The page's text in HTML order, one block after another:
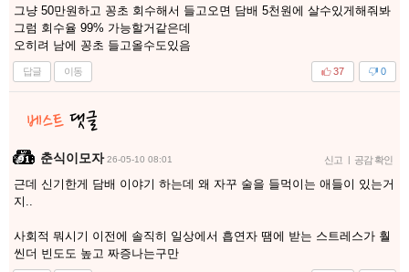
그냥 50만원하고 꽁초 회수해서 들고오면 담배 5천원에 살수있게해줘봐
그럼 회수율 99% 가능할거같은데
오히려 남에 꽁초 들고올수도있음
답글 이동 0
37
춘식이모자 26-05-10 08:01 신고 | 공감 확인
근데 신기한게 담배 이야기 하는데 왜 자꾸 술을 들먹이는 애들이 있는거
지..
사회적 뭐시기 이전에 솔직히 일상에서 흡연자 땜에 받는 스트레스가 훨
씬더 빈도도 높고 짜증나는구만